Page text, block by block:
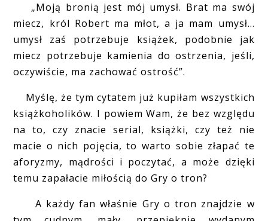
„Moją bronią jest mój umysł. Brat ma swój
miecz, król Robert ma młot, a ja mam umysł…
umysł zaś potrzebuje książek, podobnie jak
miecz potrzebuje kamienia do ostrzenia, jeśli,
oczywiście, ma zachować ostrość”.
Myślę, że tym cytatem już kupiłam wszystkich
książkoholików. I powiem Wam, że bez względu
na to, czy znacie serial, książki, czy też nie
macie o nich pojęcia, to warto sobie złapać te
aforyzmy, mądrości i poczytać, a może dzięki
temu zapałacie miłością do Gry o tron?
A każdy fan właśnie Gry o tron znajdzie w